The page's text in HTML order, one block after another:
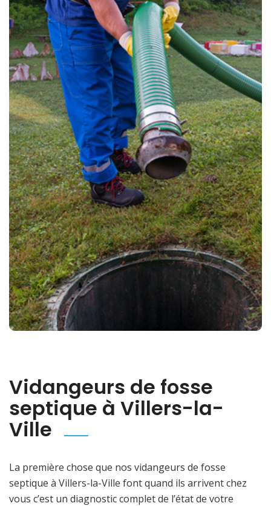
Vidangeurs de fosse
septique à Villers-la-
Ville
La première chose que nos vidangeurs de fosse
septique à Villers-la-Ville font quand ils arrivent chez
vous c’est un diagnostic complet de l’état de votre